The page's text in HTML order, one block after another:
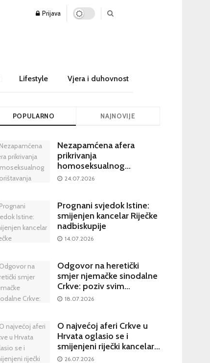
Prijava
Lifestyle Vjera i duhovnost
POPULARNO NAJNOVIJE
Nezapamćena afera
prikrivanja
homoseksualnog
iskorištavanja maloljetnika
Hrvatsku
24.07.2026
Prognani svjedok Istine:
smijenjen kancelar Riječke
nadbiskupije
14.07.2026
Odgovor na heretički
smjer njemačke sinodalne
Crkve: poziv svim
katolicima na potpisivanje
18.07.2026
O najvećoj aferi Crkve u
Hrvata oglasio se i
smijenjeni riječki kancelar:
kultura šutnje stvara nove
26.07.2026